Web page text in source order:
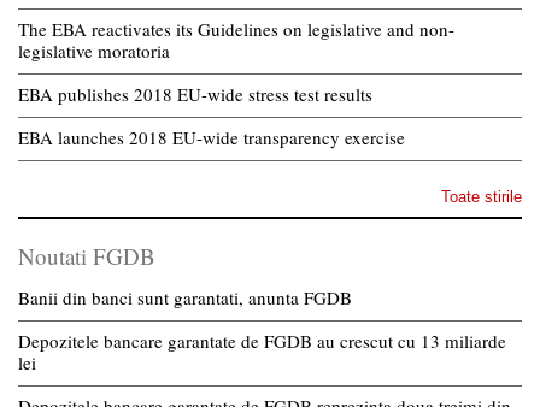
The EBA reactivates its Guidelines on legislative and non-
legislative moratoria
EBA publishes 2018 EU-wide stress test results
EBA launches 2018 EU-wide transparency exercise
Toate stirile
Noutati FGDB
Banii din banci sunt garantati, anunta FGDB
Depozitele bancare garantate de FGDB au crescut cu 13 miliarde
lei